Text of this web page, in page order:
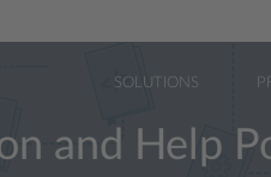
SOLUTIONS
and Help